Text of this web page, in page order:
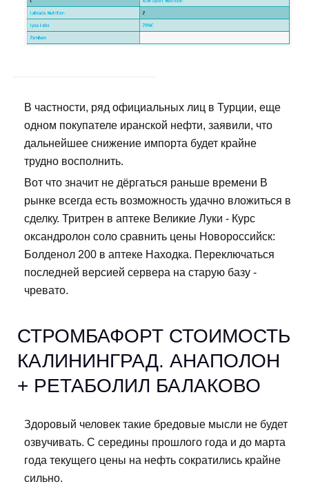
В частности, ряд официальных лиц в Турции, еще
одном покупателе иранской нефти, заявили, что
дальнейшее снижение импорта будет крайне
трудно восполнить.
Вот что значит не дёргаться раньше времени В
рынке всегда есть возможность удачно вложиться в
сделку. Тритрен в аптеке Великие Луки - Курс
оксандролон соло сравнить цены Новороссийск:
Болденол 200 в аптеке Находка. Переключаться
последней версией сервера на старую базу -
чревато.
СТРОМБАФОРТ СТОИМОСТЬ
КАЛИНИНГРАД. АНАПОЛОН
+ РЕТАБОЛИЛ БАЛАКОВО
Здоровый человек такие бредовые мысли не будет
озвучивать. С середины прошлого года и до марта
года текущего цены на нефть сократились крайне
сильно.